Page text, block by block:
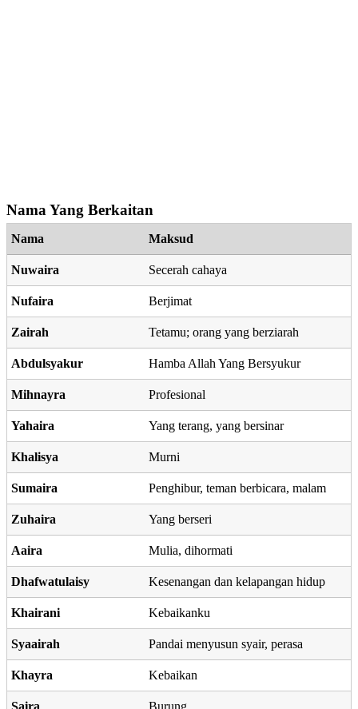
Nama Yang Berkaitan
Nama Maksud
Nuwaira Secerah cahaya
Nufaira Berjimat
Zairah Tetamu; orang yang berziarah
Abdulsyakur Hamba Allah Yang Bersyukur
Mihnayra Profesional
Yahaira Yang terang, yang bersinar
Khalisya Murni
Sumaira Penghibur, teman berbicara, malam
Zuhaira Yang berseri
Aaira Mulia, dihormati
Dhafwatulaisy Kesenangan dan kelapangan hidup
Khairani Kebaikanku
Syaairah Pandai menyusun syair, perasa
Khayra Kebaikan
Saira Burung